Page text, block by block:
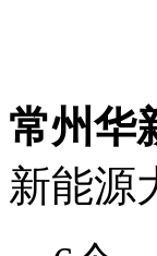
常州华
新能源